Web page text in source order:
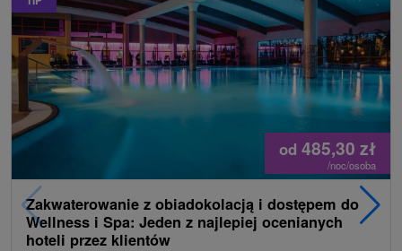
od 485,30 zł
/noc/osoba
Zakwaterowanie z obiadokolacją i dostępem do
Wellness i Spa: Jeden z najlepiej ocenianych
hoteli przez klientów